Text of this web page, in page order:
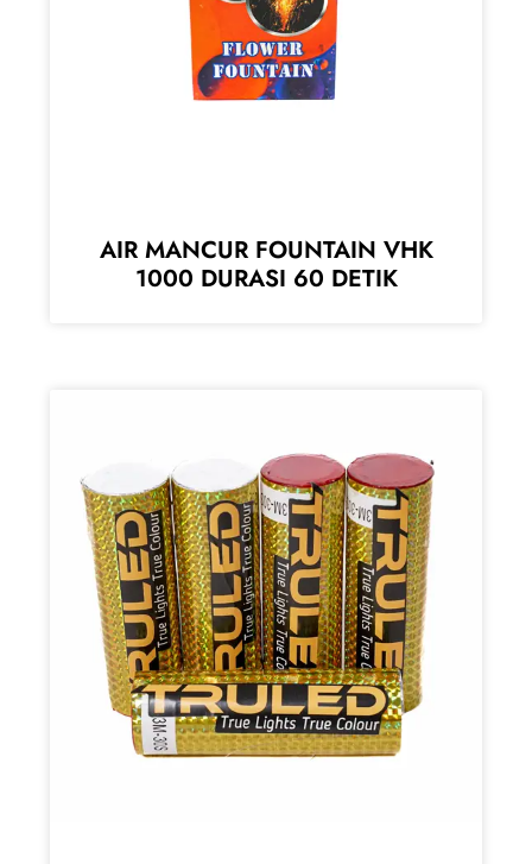
AIR MANCUR FOUNTAIN VHK
1000 DURASI 60 DETIK